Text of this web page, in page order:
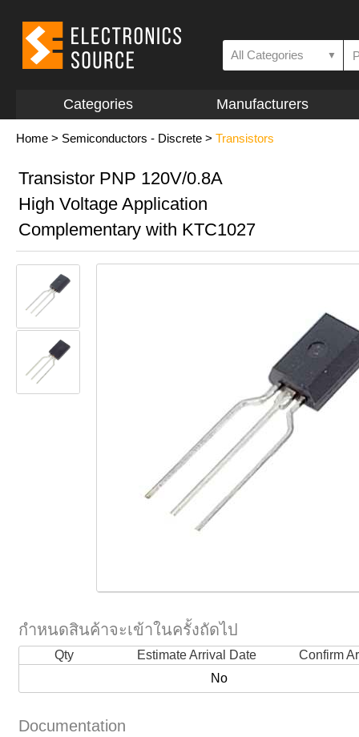
All Categories ▼
Categories Manufacturers
Home > Semiconductors - Discrete > Transistors
Transistor PNP 120V/0.8A
High Voltage Application
Complementary with KTC1027
กำหนดสินค้าจะเข้าในครั้งถัดไป
Qty Estimate Arrival Date
Confirm
No
Documentation